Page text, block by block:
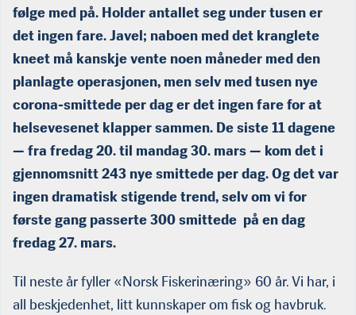
følge med på. Holder antallet seg under tusen er
det ingen fare. Javel; naboen med det kranglete
kneet må kanskje vente noen måneder med den
planlagte operasjonen, men selv med tusen nye
corona-smittede per dag er det ingen fare for at
helsevesenet klapper sammen. De siste 11 dagene
— fra fredag 20. til mandag 30. mars — kom det i
gjennomsnitt 243 nye smittede per dag. Og det var
ingen dramatisk stigende trend, selv om vi for
første gang passerte 300 smittede på en dag
fredag 27. mars.
Til neste år fyller «Norsk Fiskerinæring» 60 år. Vi har, i
all beskjedenhet, litt kunnskaper om fisk og havbruk.